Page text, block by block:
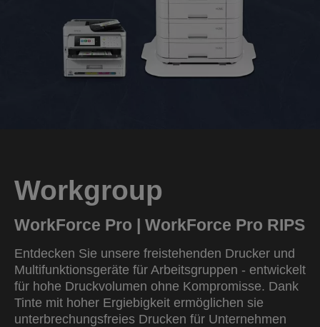
Workgroup
WorkForce Pro | WorkForce Pro RIPS
Entdecken Sie unsere freistehenden Drucker und
Multifunktionsgeräte für Arbeitsgruppen - entwickelt
für hohe Druckvolumen ohne Kompromisse. Dank
Tinte mit hoher Ergiebigkeit ermöglichen sie
unterbrechungsfreies Drucken für Unternehmen